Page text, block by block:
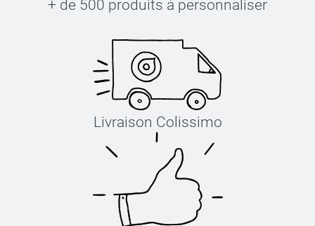
+ de 500 produits à personnaliser
Livraison Colissimo